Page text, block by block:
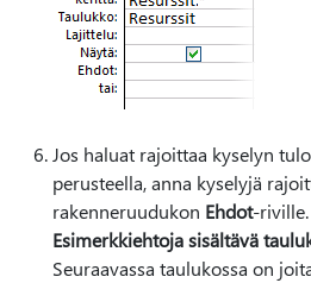
Jos haluat rajoittaa kyselyn
perusteella, anna kyselyjä
rakenneruudukon Ehdot-riville.
Esimerkkiehtoja sisältävä
Seuraavassa taulukossa on